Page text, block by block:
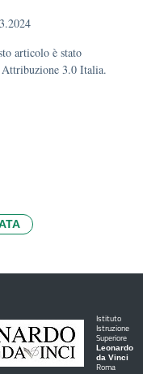
articolo è stato
Attribuzione 3.0 Italia.
Istituto
Istruzione
Superiore
Leonardo
da Vinci
Roma